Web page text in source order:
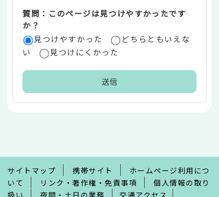
質問：このページは見つけやすかったです
か？
見つけやすかった
どちらともいえな
い
見つけにくかった
で
サイトマップ 携帯サイト
ホームページ利用につ
いて
リンク・著作権・免責事項
個人情報の取り